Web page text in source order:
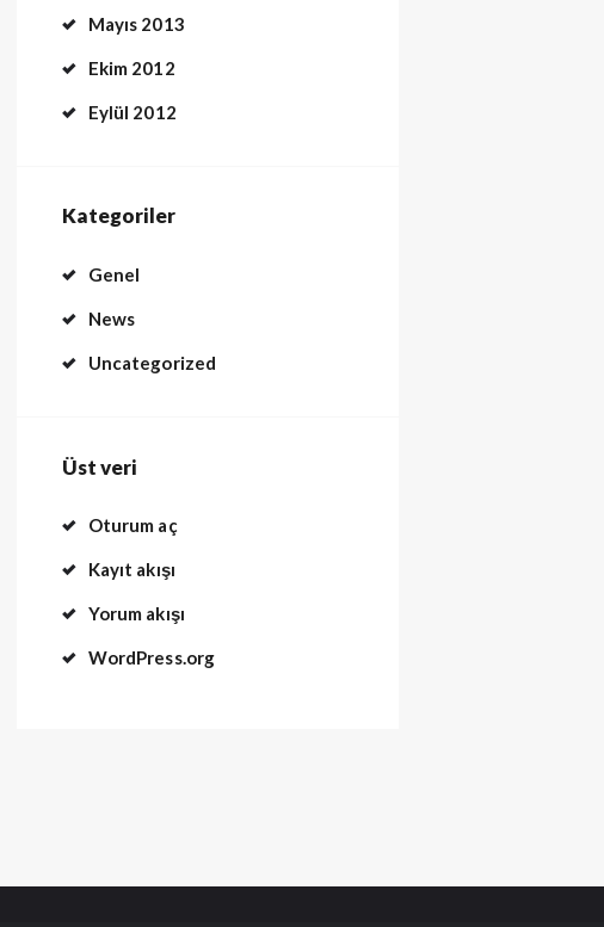
Mayıs 2013
Ekim 2012
Eylül 2012
Kategoriler
Genel
News
Uncategorized
Üst veri
Oturum aç
Kayıt akışı
Yorum akışı
WordPress.org